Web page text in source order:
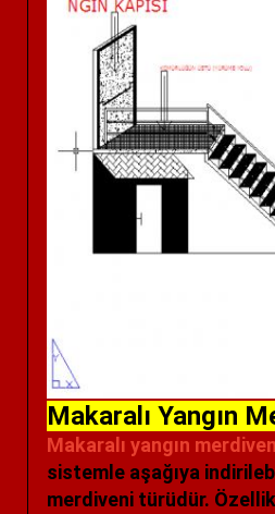
Makaralı Yangın
Makaralı yangın
sistemle aşağıya
merdiveni türüdür.